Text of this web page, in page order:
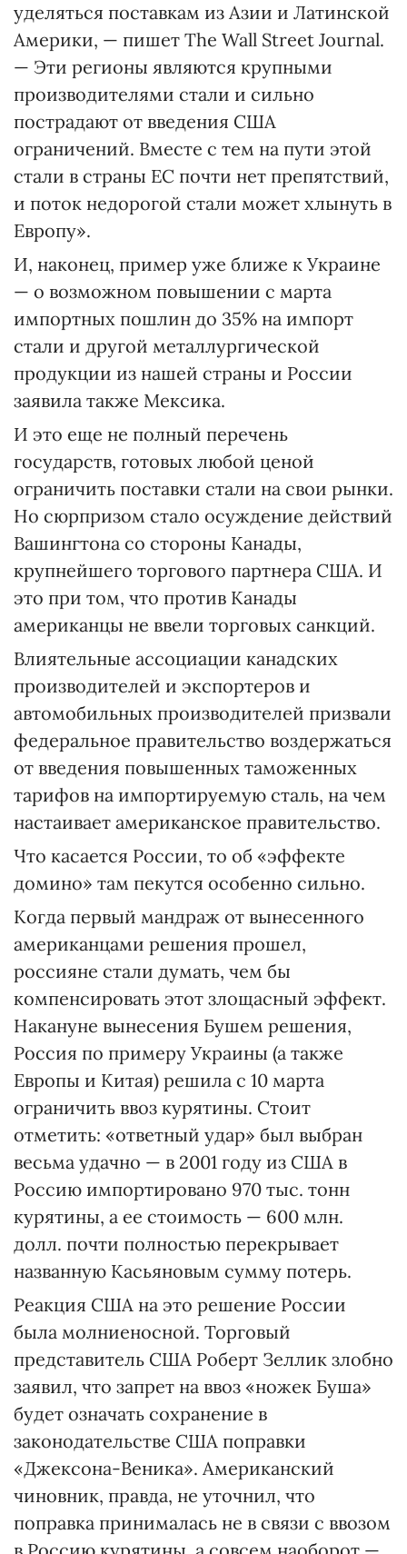
уделяться поставкам из Азии и Латинской
Америки, — пишет The Wall Street Journal.
— Эти регионы являются крупными
производителями стали и сильно
пострадают от введения США
ограничений. Вместе с тем на пути этой
стали в страны ЕС почти нет препятствий,
и поток недорогой стали может хлынуть в
Европу».
И, наконец, пример уже ближе к Украине
— о возможном повышении с марта
импортных пошлин до 35% на импорт
стали и другой металлургической
продукции из нашей страны и России
заявила также Мексика.
И это еще не полный перечень
государств, готовых любой ценой
ограничить поставки стали на свои рынки.
Но сюрпризом стало осуждение действий
Вашингтона со стороны Канады,
крупнейшего торгового партнера США. И
это при том, что против Канады
американцы не ввели торговых санкций.
Влиятельные ассоциации канадских
производителей и экспортеров и
автомобильных производителей призвали
федеральное правительство воздержаться
от введения повышенных таможенных
тарифов на импортируемую сталь, на чем
настаивает американское правительство.
Что касается России, то об «эффекте
домино» там пекутся особенно сильно.
Когда первый мандраж от вынесенного
американцами решения прошел,
россияне стали думать, чем бы
компенсировать этот злощасный эффект.
Накануне вынесения Бушем решения,
Россия по примеру Украины (а также
Европы и Китая) решила с 10 марта
ограничить ввоз курятины. Стоит
отметить: «ответный удар» был выбран
весьма удачно — в 2001 году из США в
Россию импортировано 970 тыс. тонн
курятины, а ее стоимость — 600 млн.
долл. почти полностью перекрывает
названную Касьяновым сумму потерь.
Реакция США на это решение России
была молниеносной. Торговый
представитель США Роберт Зеллик злобно
заявил, что запрет на ввоз «ножек Буша»
будет означать сохранение в
законодательстве США поправки
«Джексона-Веника». Американский
чиновник, правда, не уточнил, что
поправка принималась не в связи с ввозом